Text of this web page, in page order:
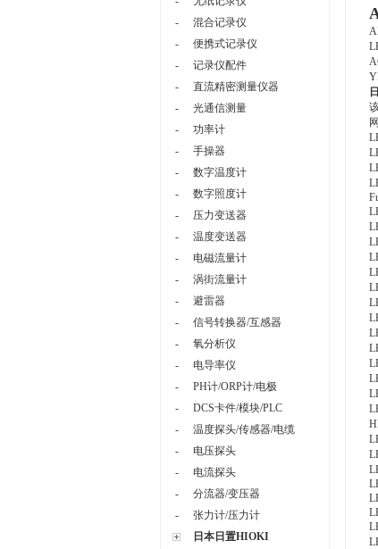
-
混合记录仪
-
便携式记录仪
-
记录仪配件
-
直流精密测量仪器
-
光通信测量
-
功率计
-
手操器
-
数字温度计
-
数字照度计
-
压力变送器
-
温度变送器
-
电磁流量计
-
涡街流量计
-
避雷器
-
信号转换器/互感器
-
氧分析仪
-
电导率仪
-
PH计/ORP计/电极
-
DCS卡件/模块/PLC
-
温度探头/传感器/电缆
-
电压探头
-
电流探头
-
分流器/变压器
-
张力计/压力计
日本日置HIOKI